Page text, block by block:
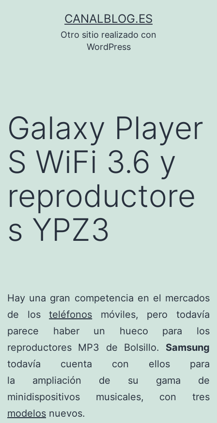
CANALBLOG.ES
Otro sitio realizado con
WordPress
Galaxy Player
S WiFi 3.6 y
reproductore
s YPZ3
Hay una gran competencia en el mercados
de losteléfonos móviles, pero todavía
parece haber un hueco para los
reproductores MP3 de Bolsillo. Samsung
todavía cuenta con ellos para
la ampliación de su gama de
minidispositivos musicales, con tres
modelos nuevos.